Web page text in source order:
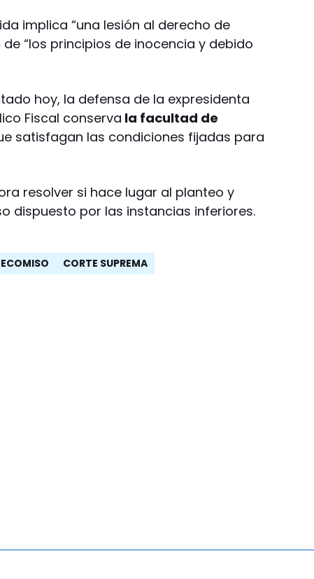
implica “una lesión al derecho de
“los principios de inocencia y debido
hoy, la defensa de la expresidenta
Fiscal conserva la facultad de
satisfagan las condiciones fijadas para
resolver si hace lugar al planteo y
dispuesto por las instancias inferiores.
CORTE SUPREMA